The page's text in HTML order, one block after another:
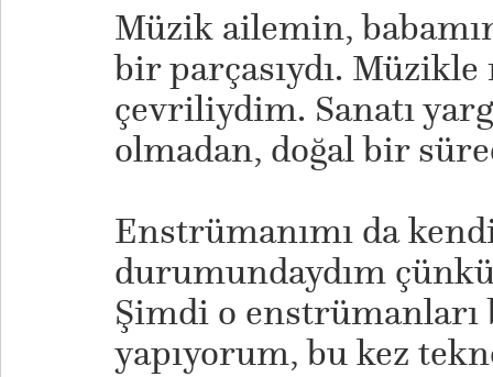
Müzik ailemin,
bir parçasıydı.
çevriliydim. Sanatı
olmadan, doğal bir
​Enstrümanımı da
durumundaydım
Şimdi o
yapıyorum, bu kez